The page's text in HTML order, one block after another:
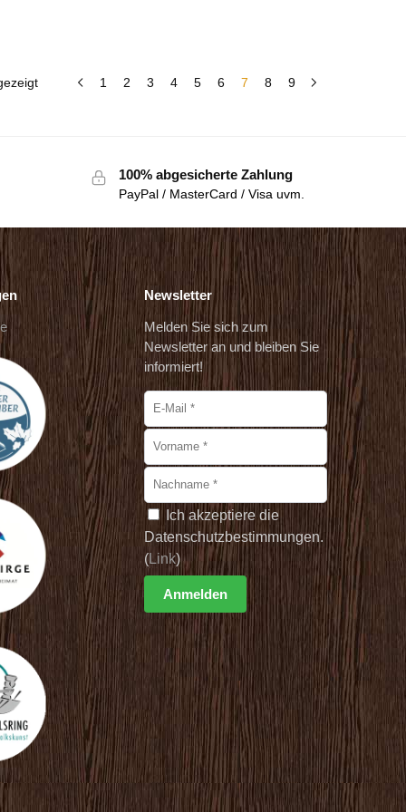
1 2 3 4 5 6 7 8 9
100% abgesicherte Zahlung
PayPal / MasterCard / Visa uvm.
Newsletter
Melden Sie sich zum
Newsletter an und bleiben Sie
informiert!
Ich akzeptiere die
Datenschutzbestimmungen.
(Link)